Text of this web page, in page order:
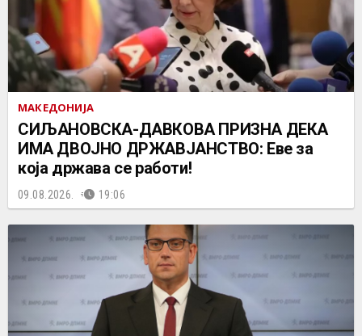
МАКЕДОНИЈА
СИЉАНОВСКА-ДАВКОВА ПРИЗНА ДЕКА
ИМА ДВОЈНО ДРЖАВЈАНСТВО: Еве за
која држава се работи!
09.08.2026. 19:06